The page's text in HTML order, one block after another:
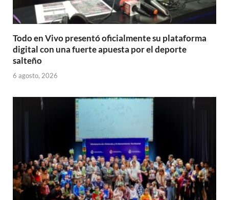
Todo en Vivo presentó oficialmente su plataforma
digital con una fuerte apuesta por el deporte
salteño
6 agosto, 2026